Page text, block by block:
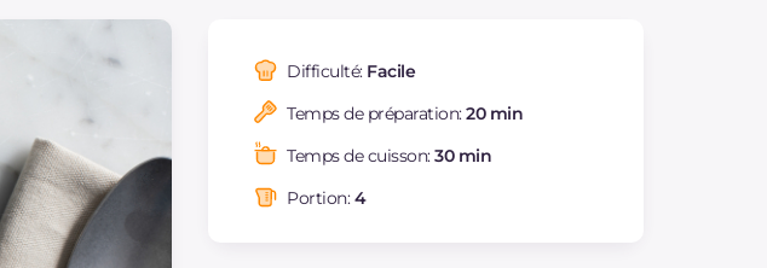
Difficulté: Facile
Temps de préparation:20 min
Temps de cuisson:30 min
Portion:4